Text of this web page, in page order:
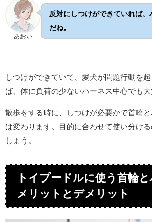
あおい
反対にしつけができていれば
だね。
しつけができていて、愛犬が問題行動を
ば、体に負荷の少ないハーネス中心でも大
散歩をする時に、しつけが必要かで首輪
は変わります。目的に合わせて使い分け
しょう。
トイプードルに使う首輪
メリットとデメリット